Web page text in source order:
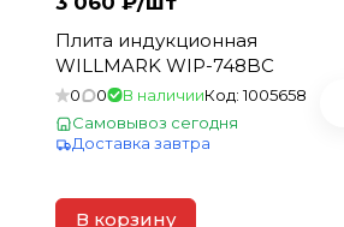
Плита индукционная
WILLMARK WIP-748BC
0 0 В наличииКод:1005658
Самовывоз сегодня
Доставка завтра
В корзину